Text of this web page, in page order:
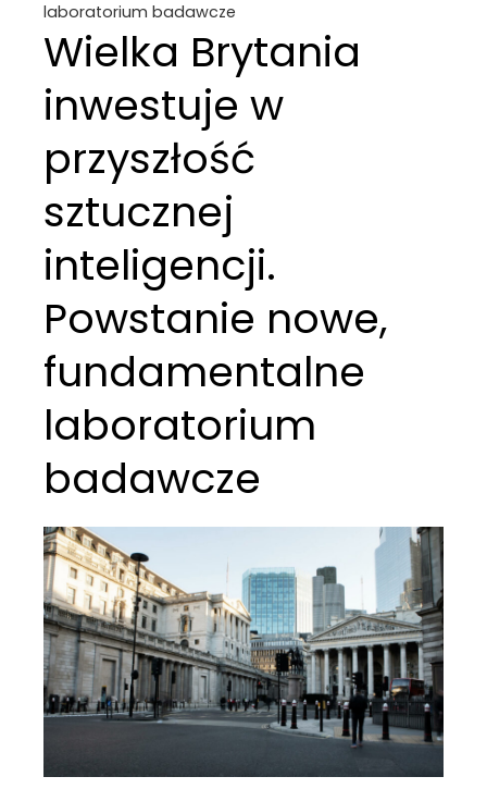
laboratorium badawcze
Wielka Brytania
inwestuje w
przyszłość
sztucznej
inteligencji.
Powstanie nowe,
fundamentalne
laboratorium
badawcze